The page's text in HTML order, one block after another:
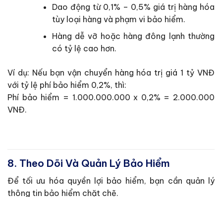
Dao động từ 0,1% – 0,5% giá trị hàng hóa
tùy loại hàng và phạm vi bảo hiểm.
Hàng dễ vỡ hoặc hàng đông lạnh thường
có tỷ lệ cao hơn.
Ví dụ: Nếu bạn vận chuyển hàng hóa trị giá 1 tỷ VNĐ
với tỷ lệ phí bảo hiểm 0,2%, thì:
Phí bảo hiểm = 1.000.000.000 x 0,2% = 2.000.000
VNĐ.
8. Theo Dõi Và Quản Lý Bảo Hiểm
Để tối ưu hóa quyền lợi bảo hiểm, bạn cần quản lý
thông tin bảo hiểm chặt chẽ.